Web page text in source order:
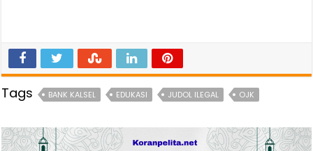
Tags BANK KALSEL EDUKASI JUDOL ILEGAL OJK